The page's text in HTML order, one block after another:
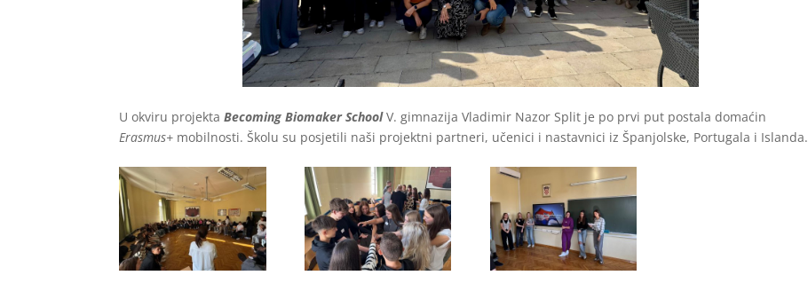
U okviru projektaBecoming Biomaker School V. gimnazija Vladimir Nazor Split je po prvi put postala domaćin
Erasmus+ mobilnosti. Školu su posjetili naši projektni partneri, učenici i nastavnici iz Španjolske, Portugala i Islanda.